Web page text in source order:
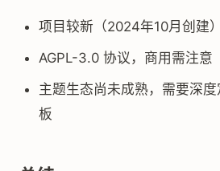
项目较新（2024年10月创建
AGPL-3.0 协议，商用需注意
主题生态尚未成熟，需要深
板